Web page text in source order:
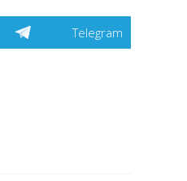
Telegram